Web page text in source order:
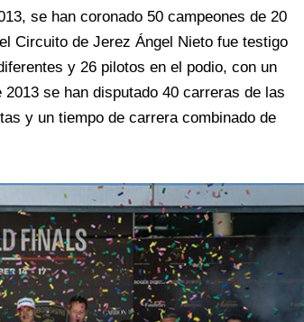
se han coronado 50 campeones de 20
Circuito de Jerez Ángel Nieto fue testigo
y 26 pilotos en el podio, con un
se han disputado 40 carreras de las
y un tiempo de carrera combinado de